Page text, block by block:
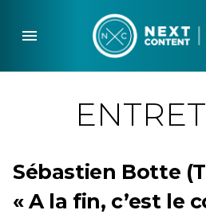
content
menu
Sébastien Botte
« A la fin, c’est le